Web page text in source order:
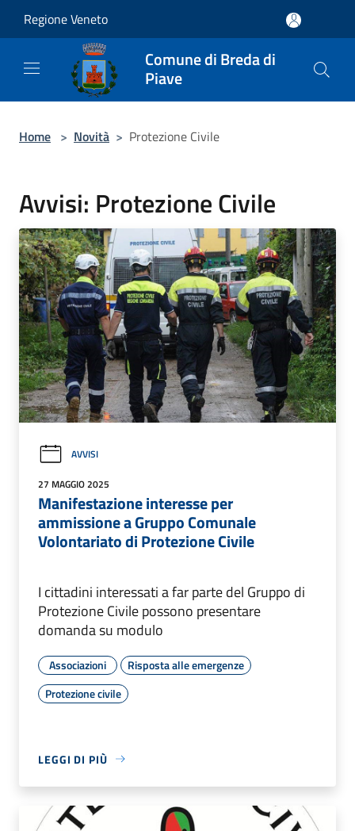
Regione Veneto
Comune di Breda di
Piave
Home > Novità > Protezione Civile
Avvisi: Protezione Civile
AVVISI
27 MAGGIO 2025
Manifestazione interesse per
ammissione a Gruppo Comunale
Volontariato di Protezione Civile
I cittadini interessati a far parte del Gruppo di
Protezione Civile possono presentare
domanda su modulo
Associazioni
Risposta alle emergenze
Protezione civile
LEGGI DI PIÙ